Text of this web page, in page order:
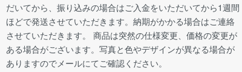
だいてから、振り込みの場合はご入金をいただいてから1週間
ほどで発送させていただきます。納期がかかる場合はご連絡
させていただきます。 商品は突然の仕様変更、価格の変更が
ある場合がございます。写真と色やデザインが異なる場合が
ありますのでメールにてご確認ください。